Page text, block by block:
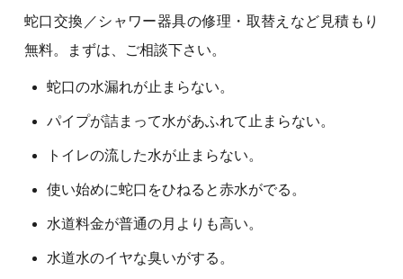
蛇口交換／シャワー器具の修理・取替えなど見積もり
無料。まずは、ご相談下さい。
蛇口の水漏れが止まらない。
パイプが詰まって水があふれて止まらない。
トイレの流した水が止まらない。
使い始めに蛇口をひねると赤水がでる。
水道料金が普通の月よりも高い。
水道水のイヤな臭いがする。